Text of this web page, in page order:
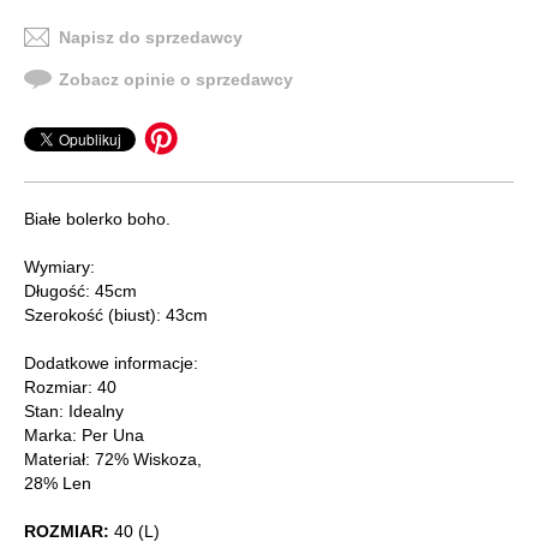
Napisz do sprzedawcy
Zobacz opinie o sprzedawcy
Białe bolerko boho.
Wymiary:
Długość: 45cm
Szerokość (biust): 43cm
Dodatkowe informacje:
Rozmiar: 40
Stan: Idealny
Marka: Per Una
Materiał: 72% Wiskoza,
28% Len
ROZMIAR: 40 (L)